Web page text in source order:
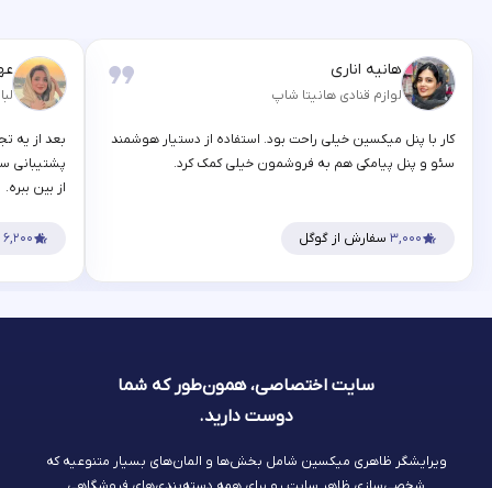
هانیه اناری
لوازم قنادی هانیتا شاپ
کار با پنل میکسین خیلی راحت بود. استفاده از دستیار هوشمند
سئو و پنل پیامکی هم به فروشمون خیلی کمک کرد.
۳,۰۰۰ سفارش از گوگل
بعد از یه
پشتیبانی
از بین ببره.
۶,۲۰۰
سایت اختصاصی، همون‌طور که شما
دوست دارید.
ویرایشگر ظاهری میکسین شامل بخش‌ها و المان‌های بسیار متنوعیه که